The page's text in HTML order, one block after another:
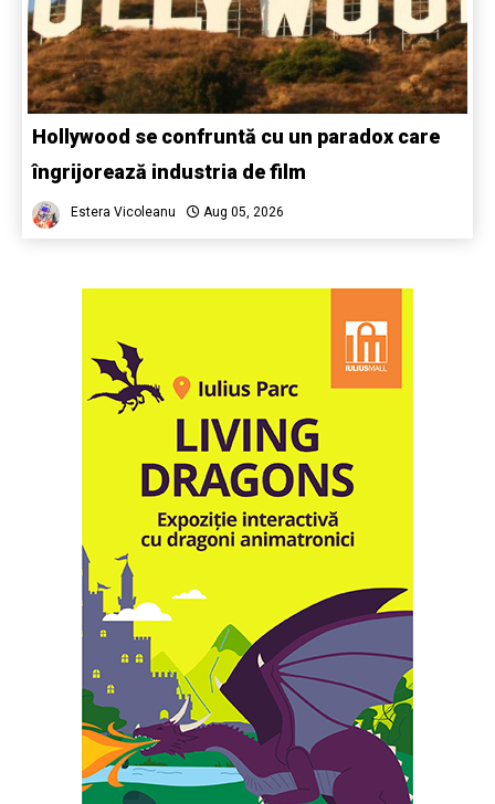
Hollywood se confruntă cu un paradox care
îngrijorează industria de film
Estera Vicoleanu Aug 05, 2026